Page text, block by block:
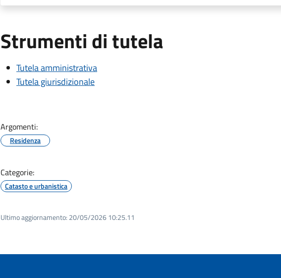
Strumenti di tutela
Tutela amministrativa
Tutela giurisdizionale
Argomenti:
Residenza
Categorie:
Catasto e urbanistica
Ultimo aggiornamento: 20/05/2026 10:25.11